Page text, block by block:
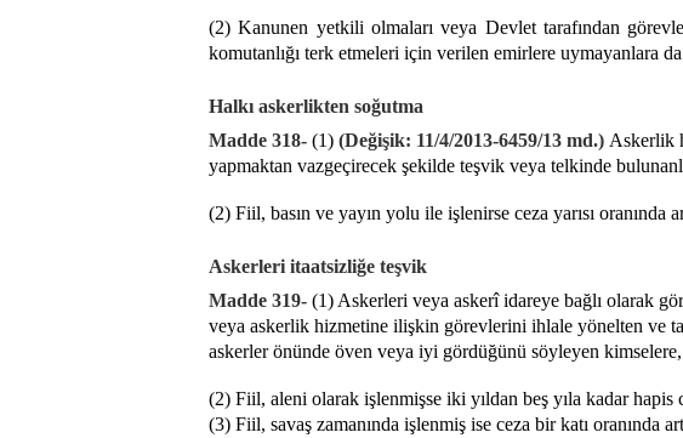
(2) Kanunen yetkili olmaları veya Devlet tarafından
komutanlığı terk etmeleri için verilen emirlere uymayanlara
Halkı askerlikten soğutma
Madde 318- (1) (Değişik: 11/4/2013-6459/13 md.) Askerlik
yapmaktan vazgeçirecek şekilde teşvik veya telkinde
(2) Fiil, basın ve yayın yolu ile işlenirse ceza yarısı oranında
Askerleri itaatsizliğe teşvik
Madde 319- (1) Askerleri veya askerî idareye bağlı olarak
veya askerlik hizmetine ilişkin görevlerini ihlale yönelten ve
askerler önünde öven veya iyi gördüğünü söyleyen
(2) Fiil, aleni olarak işlenmişse iki yıldan beş yıla kadar hapis
(3) Fiil, savaş zamanında işlenmiş ise ceza bir katı oranında